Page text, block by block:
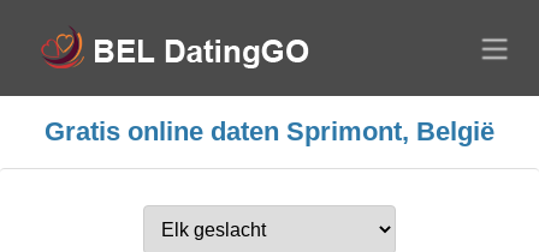
Gratis online daten Sprimont, België